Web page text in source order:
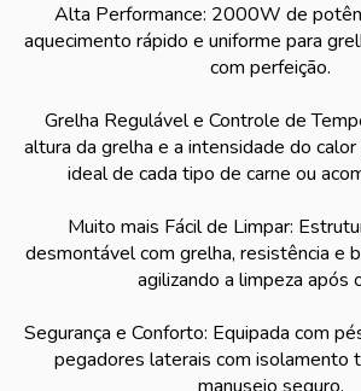
Alta Performance: 2000W de
aquecimento rápido e uniforme para
com perfeição.
Grelha Regulável e Controle de
altura da grelha e a intensidade do
ideal de cada tipo de carne ou
Muito mais Fácil de Limpar:
desmontável com grelha, resistência e
agilizando a limpeza após
Segurança e Conforto: Equipada com
pegadores laterais com isolamento